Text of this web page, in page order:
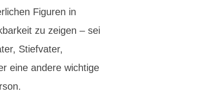
Figuren in
zu zeigen – sei
Stiefvater,
eine andere wichtige